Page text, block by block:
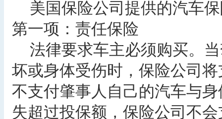
美国保险公司提供的汽车
第一项：责任保险
法律要求车主必须购买。
坏或身体受伤时，保险公司
不支付肇事人自己的汽车与
失超过投保额，保险公司不